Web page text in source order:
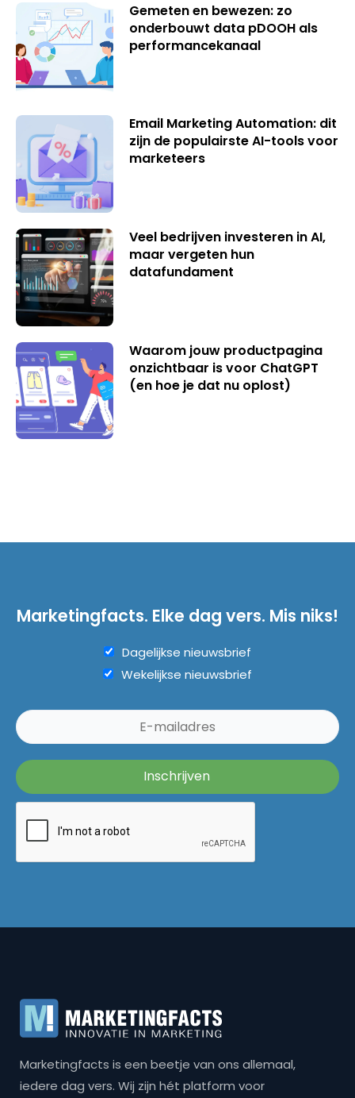
Gemeten en bewezen: zo
onderbouwt data pDOOH als
performancekanaal
Email Marketing Automation: dit
zijn de populairste AI-tools voor
marketeers
Veel bedrijven investeren in AI,
maar vergeten hun
datafundament
Waarom jouw productpagina
onzichtbaar is voor ChatGPT
(en hoe je dat nu oplost)
Marketingfacts. Elke dag vers. Mis niks!
Dagelijkse nieuwsbrief
Wekelijkse nieuwsbrief
Marketingfacts is een beetje van ons allemaal,
iedere dag vers. Wij zijn hét platform voor